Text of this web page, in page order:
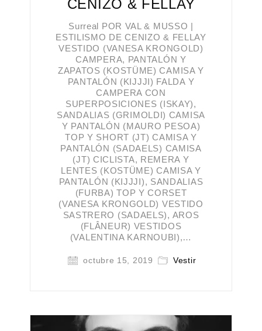
CENIZO & FELLAY
Surreal POR VAL & MUSSO |
ESTILISMO DE CENIZO & FELLAY
VESTIDO (VANESA KRONGOLD)
CAMPERA, PANTALÓN Y
ZAPATOS (KOSTÜME) CAMISA Y
PANTALÓN (KIJJJI) FALDA Y
CAMPERA CON
SUPERPOSICIONES (ISKAY),
SANDALIAS (GRIMOLDI) CAMISA
Y PANTALÓN (MAURO PESOA)
TOP Y SHORT (JT) CAMISA Y
PANTALÓN (SADAELS) CAMISA
(JT) CICLISTA, REMERA Y
LENTES (KOSTÜME) CAMISA Y
PANTALÓN (KIJJJI), SANDALIAS
(FURBA) TOP Y CORSET
(VANESA KRONGOLD) VESTIDO
SASTRERO (SADAELS), AROS
(FLÂNEUR) VESTIDOS
(VALENTINA KARNOUBI),…
octubre 15, 2019 Vestir